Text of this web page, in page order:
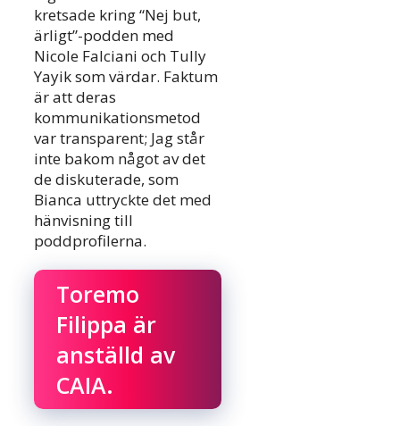
kretsade kring “Nej but,
ärligt”-podden med
Nicole Falciani och Tully
Yayik som värdar. Faktum
är att deras
kommunikationsmetod
var transparent; Jag står
inte bakom något av det
de diskuterade, som
Bianca uttryckte det med
hänvisning till
poddprofilerna.
Toremo
Filippa är
anställd av
CAIA.